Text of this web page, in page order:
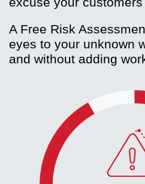
A Free Risk
eyes to your unknown
and without adding